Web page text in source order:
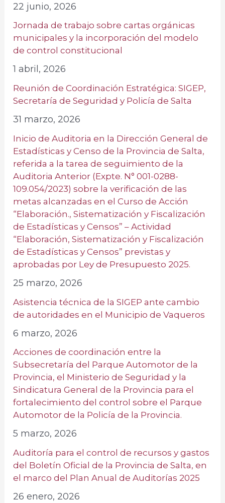
22 junio, 2026
Jornada de trabajo sobre cartas orgánicas
municipales y la incorporación del modelo
de control constitucional
1 abril, 2026
Reunión de Coordinación Estratégica: SIGEP,
Secretaría de Seguridad y Policía de Salta
31 marzo, 2026
Inicio de Auditoria en la Dirección General de
Estadísticas y Censo de la Provincia de Salta,
referida a la tarea de seguimiento de la
Auditoria Anterior (Expte. N° 001-0288-
109.054/2023) sobre la verificación de las
metas alcanzadas en el Curso de Acción
“Elaboración., Sistematización y Fiscalización
de Estadísticas y Censos” – Actividad
“Elaboración, Sistematización y Fiscalización
de Estadísticas y Censos” previstas y
aprobadas por Ley de Presupuesto 2025.
25 marzo, 2026
Asistencia técnica de la SIGEP ante cambio
de autoridades en el Municipio de Vaqueros
6 marzo, 2026
Acciones de coordinación entre la
Subsecretaría del Parque Automotor de la
Provincia, el Ministerio de Seguridad y la
Sindicatura General de la Provincia para el
fortalecimiento del control sobre el Parque
Automotor de la Policía de la Provincia.
5 marzo, 2026
Auditoría para el control de recursos y gastos
del Boletín Oficial de la Provincia de Salta, en
el marco del Plan Anual de Auditorías 2025
26 enero, 2026